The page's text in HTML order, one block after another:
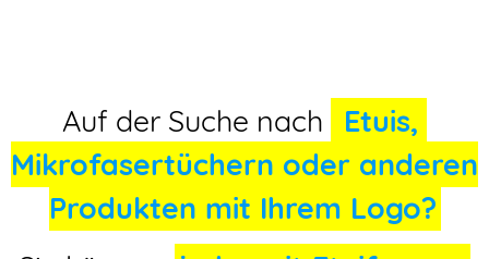
Auf der Suche nach
Etuis,
Mikrofasertüchern oder anderen
Produkten mit Ihrem Logo?